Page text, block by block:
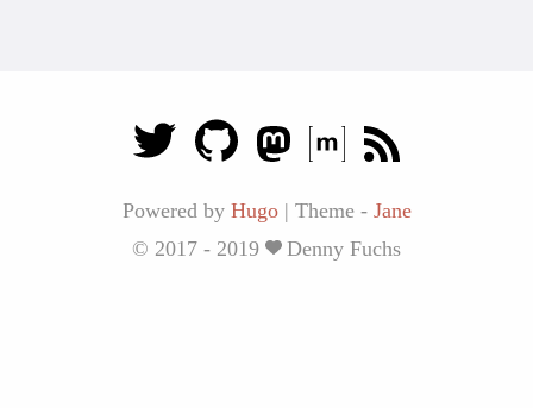
Powered by Hugo | Theme - Jane
© 2017 - 2019
Denny Fuchs